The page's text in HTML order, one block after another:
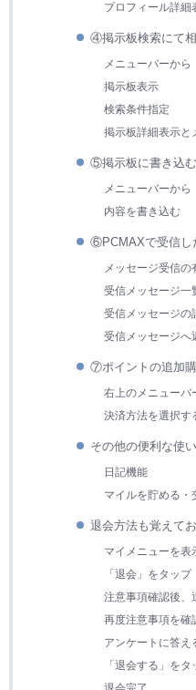
プロフィール詳細
④掲示板検索にて
メニューバーか
掲示板表示
検索条件指定
掲示板詳細表示と
⑤掲示板に書き込む
メニューバーか
内容を書き込む
⑥PCMAXで受信し
メッセージ受信の
受信メッセージ一
受信メッセージの
受信メッセージへ
⑦ポイントの追加購
右上のメニューバ
決済方法を選択す
その他の便利な使
日記機能
マイルを貯める・
退会方法も覚えてお
マイメニューを表
「退会」をタップ
注意事項確認後、
再度注意事項を確
アンケートに答え
「退会する」をタ